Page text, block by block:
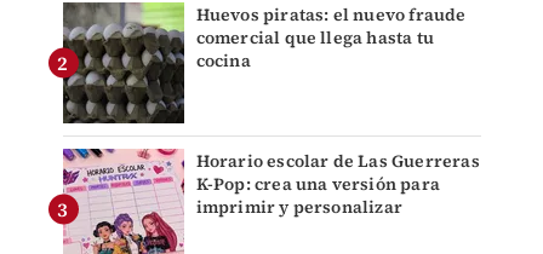
Huevos piratas: el nuevo fraude
comercial que llega hasta tu
cocina
Horario escolar de Las Guerreras
K-Pop: crea una versión para
imprimir y personalizar